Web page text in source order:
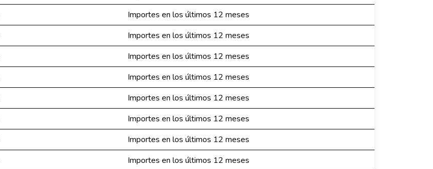
Importes en los últimos 12 meses
Importes en los últimos 12 meses
Importes en los últimos 12 meses
Importes en los últimos 12 meses
Importes en los últimos 12 meses
Importes en los últimos 12 meses
Importes en los últimos 12 meses
Importes en los últimos 12 meses